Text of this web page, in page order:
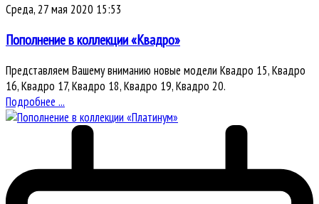
Среда, 27 мая 2020 15:53
Пополнение в коллекции «Квадро»
Представляем Вашему вниманию новые модели Квадро 15, Квадро
16, Квадро 17, Квадро 18, Квадро 19, Квадро 20.
Подробнее ...